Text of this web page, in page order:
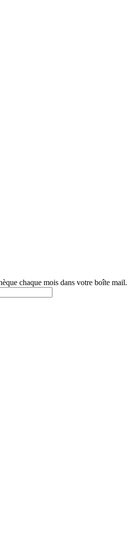
chaque mois dans votre boîte mail.